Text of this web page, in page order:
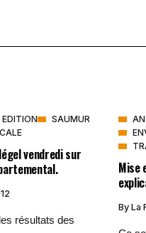
EDITION
SAUMUR
vendredi sur
résultats des
Mise
By La